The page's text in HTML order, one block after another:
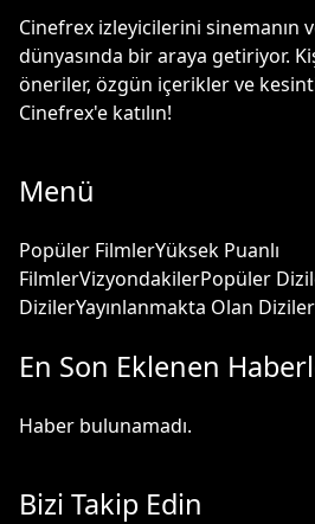
Cinefrex izleyicilerini sinemanın
dünyasında bir araya getiriyor.
öneriler, özgün içerikler ve
Cinefrex'e katılın!
Menü
Popüler FilmlerYüksek Puanlı
FilmlerVizyondakilerPopüler
DizilerYayınlanmakta Olan Diziler
En Son Eklenen
Haber bulunamadı.
Bizi Takip Edin